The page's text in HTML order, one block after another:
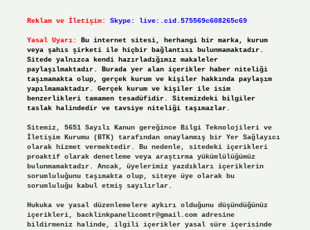
Reklam ve İletişim: Skype: live:.cid.575569c608265c69
Yasal Uyarı:
Bu internet sitesi, herhangi bir marka, kurum
veya şahıs şirketi ile hiçbir bağlantısı bulunmamaktadır.
Sitede yalnızca kendi hazırladığımız makaleler
paylaşılmaktadır. Burada yer alan içerikler haber niteliği
taşımamakta olup, gerçek kurum ve kişiler hakkında paylaşım
yapılmamaktadır. Gerçek kurum ve kişiler ile isim
benzerlikleri tamamen tesadüfidir. Sitemizdeki bilgiler
taslak halindedir ve tavsiye niteliği taşımazlar.
Sitemiz, 5651 Sayılı Kanun gereğince Bilgi Teknolojileri ve
İletişim Kurumu (BTK) tarafından onaylanmış bir Yer Sağlayıcı
olarak hizmet vermektedir. Bu nedenle, sitedeki içerikleri
proaktif olarak denetleme veya araştırma yükümlülüğümüz
bulunmamaktadır. Ancak, üyelerimiz yazdıkları içeriklerin
sorumluluğunu taşımakta olup, siteye üye olarak bu
sorumluluğu kabul etmiş sayılırlar.
Hukuka ve yasal düzenlemelere aykırı olduğunu düşündüğünüz
içerikleri, backlinkpanelicomtr@gmail.comadresine
bildirmeniz halinde, ilgili içerikler yasal süre içerisinde